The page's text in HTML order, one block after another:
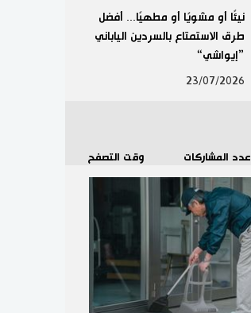
نيئًا أو مشويًا أو مطهيًا... أفضل
طرق الاستمتاع بالسردين الياباني
”إيواشي“
23/07/2026
عدد المشاركات وقت التصفح